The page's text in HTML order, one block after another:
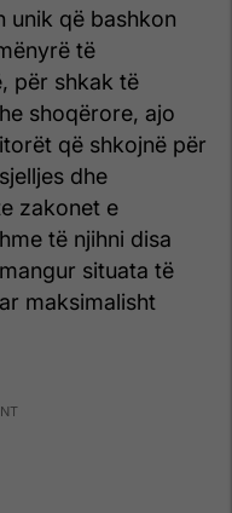
unik që bashkon
të
për shkak të
shoqërore, ajo
që shkojnë për
dhe
zakonet e
të njihni disa
situata të
maksimalisht